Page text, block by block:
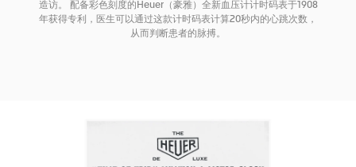
造访。 配备彩色刻度的Heuer（豪雅）全新血压计计时码表于1908
年获得专利，医生可以通过这款计时码表计算20秒内的心跳次数，
从而判断患者的脉搏。